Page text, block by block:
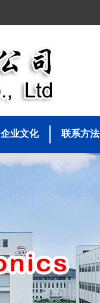
企业文化 联系方法